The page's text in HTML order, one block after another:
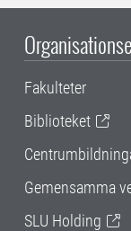
Fakulteter
Biblioteket
Gemensamma
SLU Holding